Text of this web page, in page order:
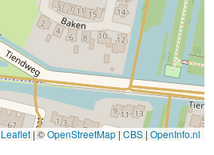
Leaflet|©OpenStreetMap|CBS | OpenInfo.nl